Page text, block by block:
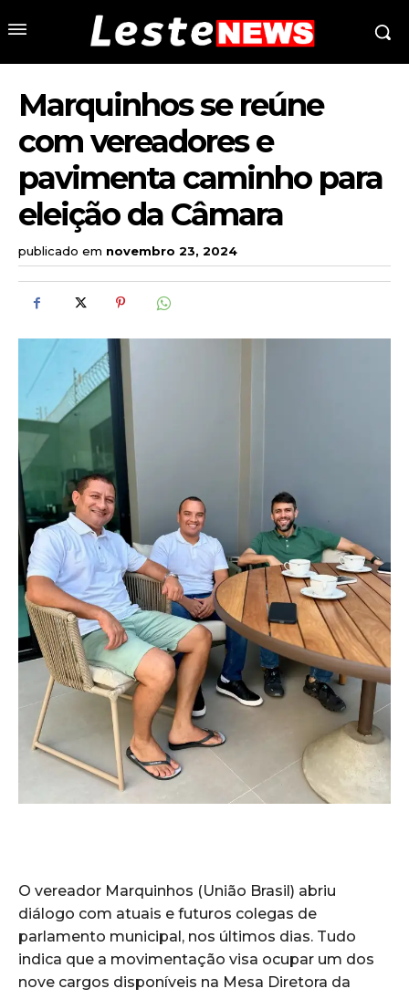
Marquinhos se reúne
com vereadores e
pavimenta caminho para
eleição da Câmara
publicado em novembro 23, 2024
O vereador Marquinhos (União Brasil) abriu
diálogo com atuais e futuros colegas de
parlamento municipal, nos últimos dias. Tudo
indica que a movimentação visa ocupar um dos
nove cargos disponíveis na Mesa Diretora da